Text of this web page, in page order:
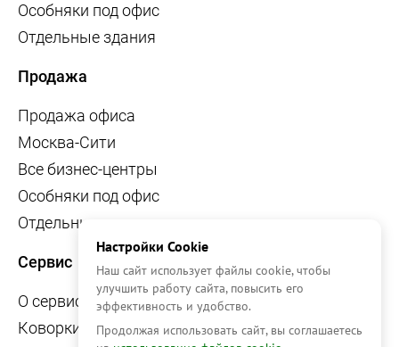
Особняки под офис
Отдельные здания
Продажа
Продажа офиса
Москва-Сити
Все бизнес-центры
Особняки под офис
Отдельные здания
Сервис
О сервисе
Коворкинги
Настройки Cookie
Наш сайт использует файлы cookie, чтобы
улучшить работу сайта, повысить его
эффективность и удобство.
Продолжая использовать сайт, вы соглашаетесь